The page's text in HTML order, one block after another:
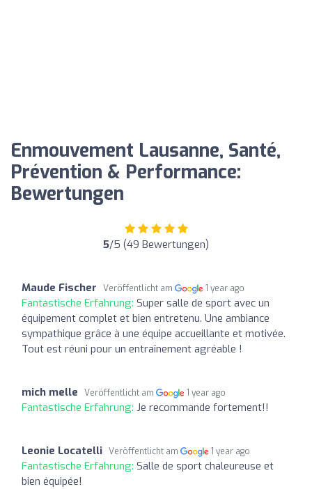
Enmouvement Lausanne, Santé,
Prévention & Performance:
Bewertungen
5/5 (49 Bewertungen)
Maude Fischer Veröffentlicht am 1 year ago
Fantastische Erfahrung: Super salle de sport avec un
équipement complet et bien entretenu. Une ambiance
sympathique grâce à une équipe accueillante et motivée.
Tout est réuni pour un entraînement agréable !
mich melle Veröffentlicht am 1 year ago
Fantastische Erfahrung: Je recommande fortement!!
Leonie Locatelli Veröffentlicht am 1 year ago
Fantastische Erfahrung: Salle de sport chaleureuse et
bien équipée!